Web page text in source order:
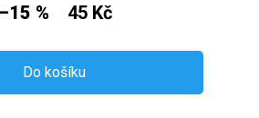
–15 % 45 Kč
Do košíku